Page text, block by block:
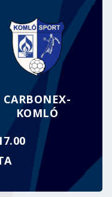
NEM…
CARBONEX-
KOMLÓ